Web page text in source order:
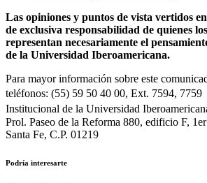
Las opiniones y puntos de vista vertidos
de exclusiva responsabilidad de quienes
representan necesariamente el
de la Universidad Iberoamericana.
Para mayor información sobre este
teléfonos: (55) 59 50 40 00, Ext. 7594,
Institucional de la Universidad
Prol. Paseo de la Reforma 880, edificio F,
Santa Fe, C.P. 01219
Podría interesarte